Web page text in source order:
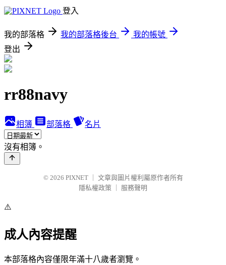
登入
我的部落格 我的部落格後台
我的帳號
登出
rr88navy
相簿 部落格 名片
沒有相簿。
© 2026 PIXNET
文章與圖片權利屬原作者所有
隱私權政策
服務聲明
⚠️
成人內容提醒
本部落格內容僅限年滿十八歲者瀏覽。